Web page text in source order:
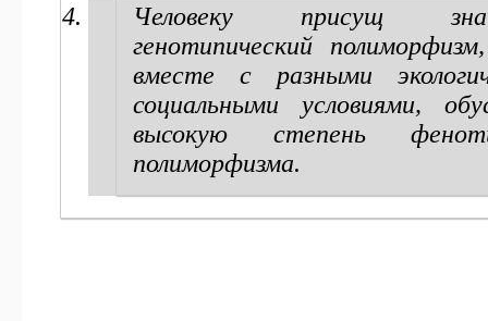
Человеку присущ
генотипический
вместе с разными
социальными условиями,
высокую степень
полиморфизма.